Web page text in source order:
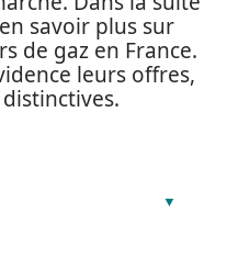
savoir plus sur
de gaz en France.
leurs offres,